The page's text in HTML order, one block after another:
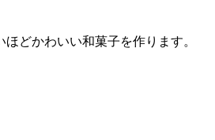
どかわいい和菓子を作ります。